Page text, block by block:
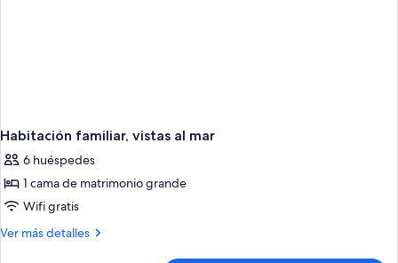
Habitación familiar, vistas al mar
6 huéspedes
1 cama de matrimonio grande
Wifi gratis
Ver más detalles
Más